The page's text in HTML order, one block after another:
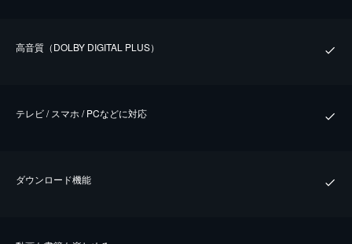
⾼⾳質（DOLBY DIGITAL PLUS）
テレビ / スマホ / PCなどに対応
ダウンロード機能